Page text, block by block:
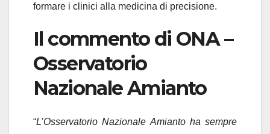
formare i clinici alla medicina di precisione.
Il commento di ONA –
Osservatorio
Nazionale Amianto
“L’Osservatorio Nazionale Amianto ha sempre